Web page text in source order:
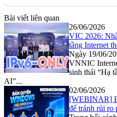
Bài viết liên quan
26/06/2026
VIC 2026:
tầng Internet
Ngày 19/06/
VNNIC
sinh thái “Hạ
AI”...
02/06/2026
[WEBINAR]
để tránh rủi ro